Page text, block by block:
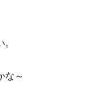
な～